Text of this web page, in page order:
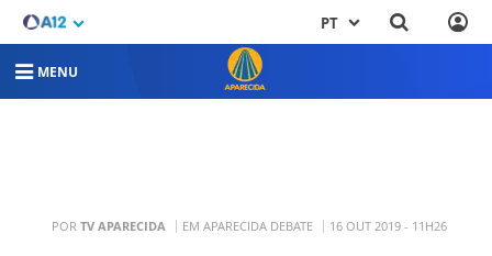
PT
MENU
POR TV APARECIDA EM APARECIDA DEBATE 16 OUT 2019 - 11H26